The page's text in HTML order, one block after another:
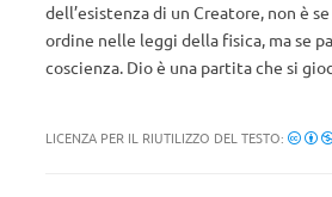
dell’esistenza di un Creatore, non è
ordine nelle leggi della fisica, ma se
coscienza. Dio è una partita che si
LICENZA PER IL RIUTILIZZO DEL TESTO: